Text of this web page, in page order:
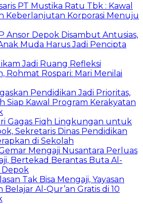
PT Mustika Ratu Tbk : Kawal
Keberlanjutan Korporasi Menuju
Ansor Depok Disambut Antusias,
Muda Harus Jadi Pencipta
Jadi Ruang Refleksi
Rohmat Rospari: Mari Menilai
Pendidikan Jadi Prioritas,
Siap Kawal Program Kerakyatan
Gagas Fiqh Lingkungan untuk
Sekretaris Dinas Pendidikan
di Sekolah
Mengaji Nusantara Perluas
Bertekad Berantas Buta Al-
Depok
Tak Bisa Mengaji, Yayasan
Belajar Al-Qur’an Gratis di 10